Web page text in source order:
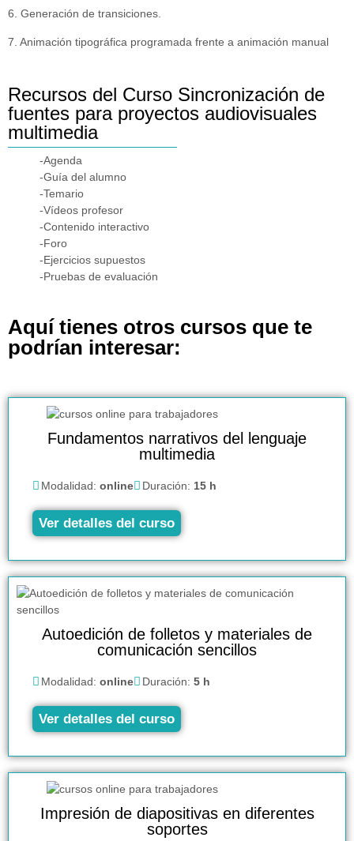
6. Generación de transiciones.
7. Animación tipográfica programada frente a animación manual
Recursos del Curso Sincronización de
fuentes para proyectos audiovisuales
multimedia
-Agenda
-Guía del alumno
-Temario
-Vídeos profesor
-Contenido interactivo
-Foro
-Ejercicios supuestos
-Pruebas de evaluación
Aquí tienes otros cursos que te
podrían interesar:
Fundamentos narrativos del lenguaje
multimedia
Modalidad: online Duración: 15 h
Ver detalles del curso
Autoedición de folletos y materiales de
comunicación sencillos
Modalidad: online Duración: 5 h
Ver detalles del curso
Impresión de diapositivas en diferentes
soportes